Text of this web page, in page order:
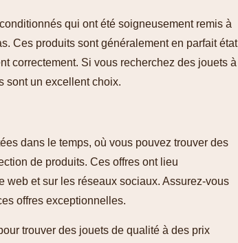
qui ont été soigneusement remis à
Ces produits sont généralement en parfait état
correctement. Si vous recherchez des jouets à
sont un excellent choix.
dans le temps, où vous pouvez trouver des
de produits. Ces offres ont lieu
web et sur les réseaux sociaux. Assurez-vous
offres exceptionnelles.
trouver des jouets de qualité à des prix